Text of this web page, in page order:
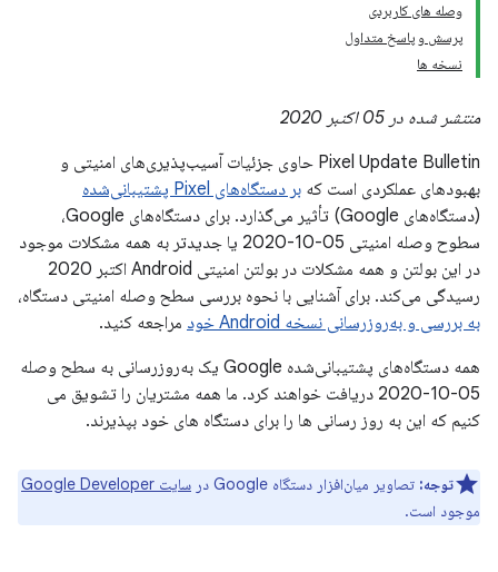
وصله های کاربردی
پرسش و پاسخ متداول
نسخه ها
منتشر شده در 05 اکتبر 2020
Pixel Update Bulletin حاوی جزئیات آسیب‌پذیری‌های امنیتی و
بهبودهای عملکردی است که بر دستگاه‌های Pixel پشتیبانی‌شده
(دستگاه‌های Google) تأثیر می‌گذارد. برای دستگاه‌های Google،
سطوح وصله امنیتی 05-10-2020 یا جدیدتر به همه مشکلات موجود
در این بولتن و همه مشکلات در بولتن امنیتی Android اکتبر 2020
رسیدگی می‌کند. برای آشنایی با نحوه بررسی سطح وصله امنیتی دستگاه،
به بررسی و به‌روزرسانی نسخه Android خود
مراجعه کنید.
همه دستگاه‌های پشتیبانی‌شده Google یک به‌روزرسانی به سطح وصله
05-10-2020 دریافت خواهند کرد. ما همه مشتریان را تشویق می
کنیم که این به روز رسانی ها را برای دستگاه های خود بپذیرند.
توجه: تصاویر میان‌افزار دستگاه Google در
سایت Google Developer
موجود است.